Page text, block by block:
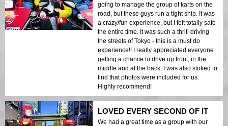
going to manage the group of karts on the
road, but these guys run a tight ship. It was
a crazy/fun experience, but I felt totally safe
the entire time. It was such a thrill driving
the streets of Tokyo - this is a must do
experience!! I really appreciated everyone
getting a chance to drive up front, in the
middle and at the back. I was also stoked to
find that photos were included for us.
Highly recommend!
LOVED EVERY SECOND OF IT
We had a great time as a group with our